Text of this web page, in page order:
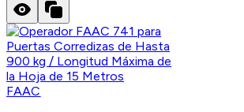
FAAC